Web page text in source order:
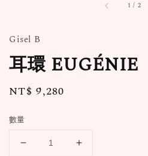
1 / 2
Gisel B
耳環 EUGÉNIE
Regular
NT$ 9,280
數量